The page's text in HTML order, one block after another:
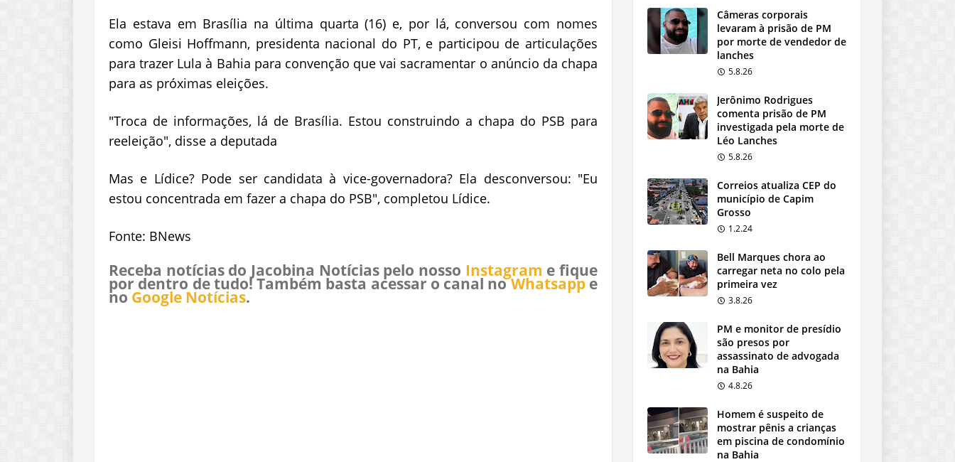
Ela estava em Brasília na última quarta (16) e, por lá, conversou com nomes
como Gleisi Hoffmann, presidenta nacional do PT, e participou de articulações
para trazer Lula à Bahia para convenção que vai sacramentar o anúncio da chapa
para as próximas eleições.
"Troca de informações, lá de Brasília. Estou construindo a chapa do PSB para
reeleição", disse a deputada
Mas e Lídice? Pode ser candidata à vice-governadora? Ela desconversou: "Eu
estou concentrada em fazer a chapa do PSB", completou Lídice.
Fonte: BNews
Receba notícias do Jacobina Notícias pelo nosso Instagram e fique
por dentro de tudo! Também basta acessar o canal noWhatsappe
no Google Notícias.
Câmeras corporais
levaram à prisão de PM
por morte de vendedor de
lanches
5.8.26
Jerônimo Rodrigues
comenta prisão de PM
investigada pela morte de
Léo Lanches
5.8.26
Correios atualiza CEP do
município de Capim
Grosso
1.2.24
Bell Marques chora ao
carregar neta no colo pela
primeira vez
3.8.26
PM e monitor de presídio
são presos por
assassinato de advogada
na Bahia
4.8.26
Homem é suspeito de
mostrar pênis a crianças
em piscina de condomínio
na Bahia